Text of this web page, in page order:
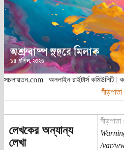
সচলায়তন.com | অনলাইন রাইটার্স কমিউনিটি
নীড়পাতা
লেখকের অন্যান্য
লেখা
নীড়পাতা
/var/